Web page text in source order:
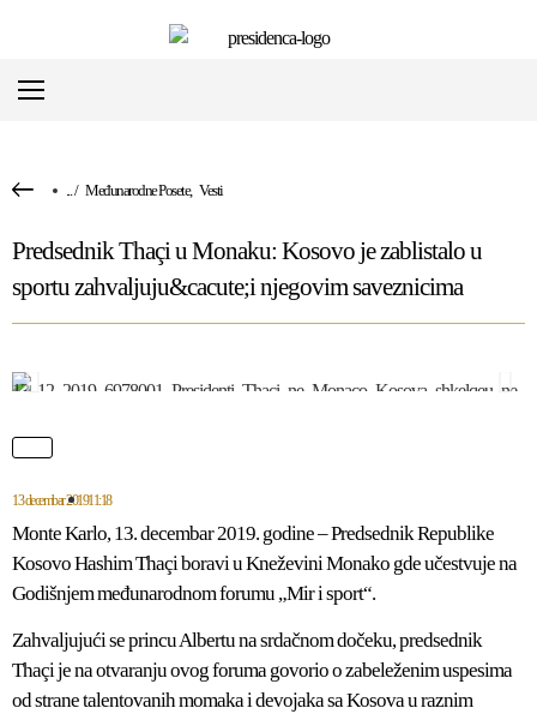
.../ Međunarodne Posete, Vesti
Predsednik Thaçi u Monaku: Kosovo je zablistalo u
sportu zahvaljuju&cacute;i njegovim saveznicima
13 decembar 201911:18
Monte Karlo, 13. decembar 2019. godine – Predsednik Republike
Kosovo Hashim Thaçi boravi u Kneževini Monako gde učestvuje na
Godišnjem međunarodnom forumu „Mir i sport“.
Zahvaljujući se princu Albertu na srdačnom dočeku, predsednik
Thaçi je na otvaranju ovog foruma govorio o zabeleženim uspesima
od strane talentovanih momaka i devojaka sa Kosova u raznim